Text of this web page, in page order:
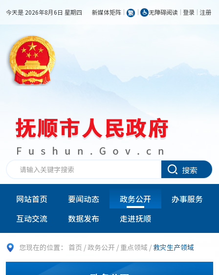
今天是 2026年8月6日 星期四 新媒体矩阵 无障碍阅读 登录 注册
搜索
网站首页 要闻动态 政务公开
办事服务
互动交流
数据发布 走进抚顺
您现在的位置： 首页 /政务公开 / 重点领域 / 救灾生产领域